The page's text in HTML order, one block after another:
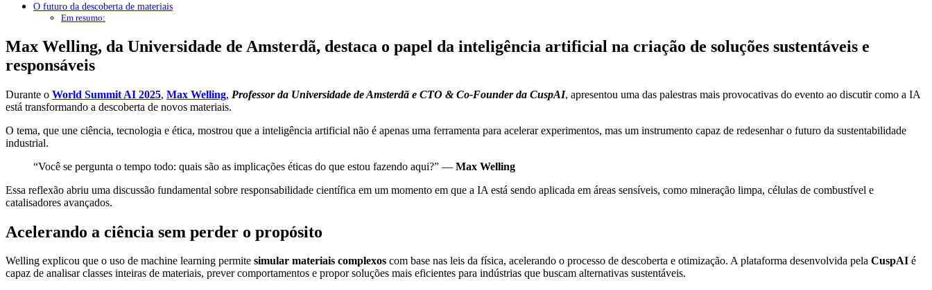
O futuro da descoberta de materiais
Em resumo:
Max Welling, da Universidade de Amsterdã, destaca o papel da inteligência artificial na criação de soluções sustentáveis e
responsáveis
Durante o World Summit AI 2025, Max Welling, Professor da Universidade de Amsterdã e CTO & Co-Founder da CuspAI, apresentou uma das palestras mais provocativas do evento ao discutir como a IA
está transformando a descoberta de novos materiais.
O tema, que une ciência, tecnologia e ética, mostrou que a inteligência artificial não é apenas uma ferramenta para acelerar experimentos, mas um instrumento capaz de redesenhar o futuro da sustentabilidade
industrial.
“Você se pergunta o tempo todo: quais são as implicações éticas do que estou fazendo aqui?” — Max Welling
Essa reflexão abriu uma discussão fundamental sobre responsabilidade científica em um momento em que a IA está sendo aplicada em áreas sensíveis, como mineração limpa, células de combustível e
catalisadores avançados.
Acelerando a ciência sem perder o propósito
Welling explicou que o uso de machine learning permite simular materiais complexos com base nas leis da física, acelerando o processo de descoberta e otimização. A plataforma desenvolvida pela CuspAI é
capaz de analisar classes inteiras de materiais, prever comportamentos e propor soluções mais eficientes para indústrias que buscam alternativas sustentáveis.